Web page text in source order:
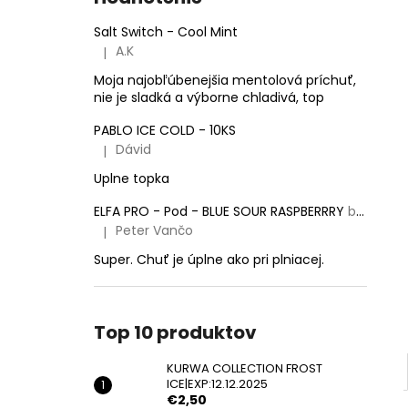
Salt Switch - Cool Mint
Hodnotenie produktu je 5 z 5 hviezdičiek.
| A.K
Moja najobľúbenejšia mentolová príchuť,
nie je sladká a výborne chladivá, top
PABLO ICE COLD - 10KS
Hodnotenie produktu je 5 z 5 hviezdičiek.
| Dávid
Uplne topka
ELFA PRO - Pod - BLUE SOUR RASPBERRRY balenie obsahuje 2 pody!
Hodnotenie produktu je 5 z 5 hviezdičiek.
| Peter Vančo
Super. Chuť je úplne ako pri plniacej.
Top 10 produktov
KURWA COLLECTION FROST
ICE|EXP:12.12.2025
€2,50
KURWA COLLECTION FROST
€2,50
Pôvodne: